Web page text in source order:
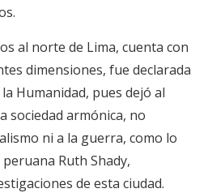
al norte de Lima, cuenta con
dimensiones, fue declarada
Humanidad, pues dejó al
sociedad armónica, no
ni a la guerra, como lo
Ruth Shady,
de esta ciudad.